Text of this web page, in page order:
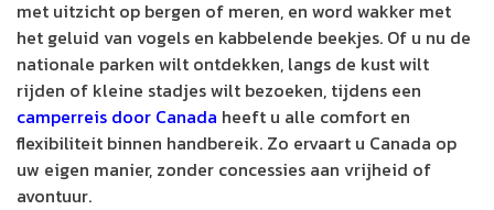
met uitzicht op bergen of meren, en word wakker met
het geluid van vogels en kabbelende beekjes. Of u nu de
nationale parken wilt ontdekken, langs de kust wilt
rijden of kleine stadjes wilt bezoeken, tijdens een
camperreis door Canada heeft u alle comfort en
flexibiliteit binnen handbereik. Zo ervaart u Canada op
uw eigen manier, zonder concessies aan vrijheid of
avontuur.